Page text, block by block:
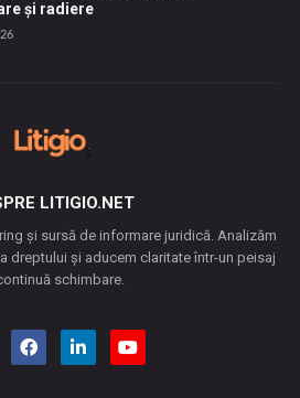
și radiere
LITIGIO.NET
și sursă de informare juridică. Analizăm
dreptului și aducem claritate într-un peisaj
schimbare.